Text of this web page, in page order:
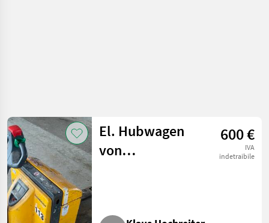
El. Hubwagen
von
600 €
IVA
indetraibile